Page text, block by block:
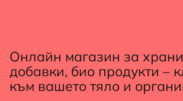
Онлайн магазин за
добавки, био продукти –
към вашето тяло и